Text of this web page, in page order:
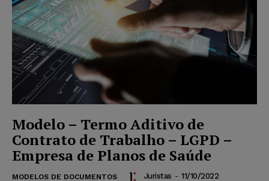
Modelo – Termo Aditivo de
Contrato de Trabalho – LGPD –
Empresa de Planos de Saúde
MODELOS DE DOCUMENTOS Juristas - 11/10/2022